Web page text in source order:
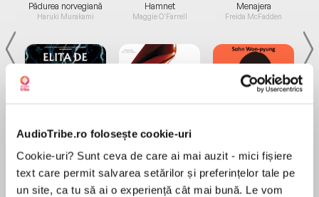
AudioTribe.ro folosește cookie-uri
Cookie-uri? Sunt ceva de care ai mai auzit - mici fișiere
text care permit salvarea setărilor și preferințelor tale pe
un site, ca tu să ai o experiență cât mai bună. Le vom
Pădurea norvegiană
Haruki Murakami
Elita de Argint (Elita
Hamnet
Maggie O'Farrell
Diavolul se îmbracă de
Menajera
Freida McFadden